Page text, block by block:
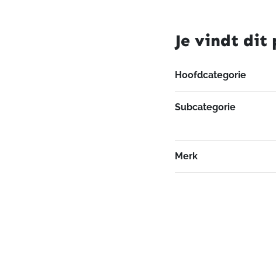
Je vindt dit
Hoofdcategorie
Subcategorie
Merk